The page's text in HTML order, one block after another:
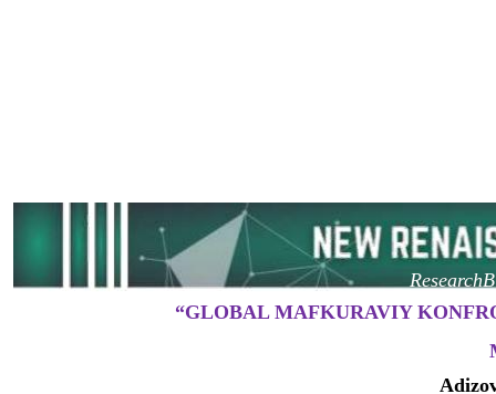
“GLOBAL MAFKURAVIY